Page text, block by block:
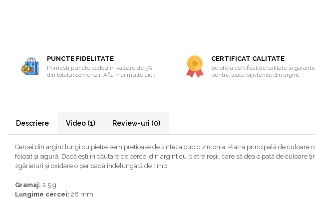
Bijuterii perle
Bijuterii piatra lunii
Bijuterii safir
Bijuterii sidef si abalone
Bijuterii smarald
Bijuterii spinel
PUNCTE FIDELITATE
Primesti puncte cadou în valoare de 5%
din totalul comenzii. Afla mai multe aici.
CERTIFICAT CALITATE
Se ofera certificat de calitate si
pentru toate bijuteriile din argint.
Descriere Video (1) Review-uri (0)
Cercei din argint lungi cu pietre semipretioase de sinteza cubic zirconia. Piatra principală de
folosit și sigură. Dacă ești în căutare de cercei din argint cu pietre roșii, care să dea o pată de
zgârieturi și oxidare o perioadă îndelungată de timp.
Gramaj: 2.5 g
Lungime cercei: 26 mm